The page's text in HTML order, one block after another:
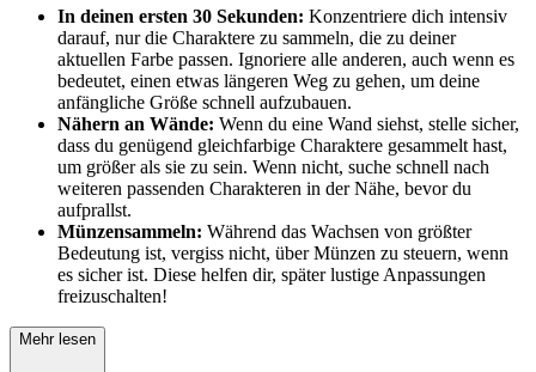
In deinen ersten 30 Sekunden: Konzentriere dich intensiv
darauf, nur die Charaktere zu sammeln, die zu deiner
aktuellen Farbe passen. Ignoriere alle anderen, auch wenn es
bedeutet, einen etwas längeren Weg zu gehen, um deine
anfängliche Größe schnell aufzubauen.
Nähern an Wände: Wenn du eine Wand siehst, stelle sicher,
dass du genügend gleichfarbige Charaktere gesammelt hast,
um größer als sie zu sein. Wenn nicht, suche schnell nach
weiteren passenden Charakteren in der Nähe, bevor du
aufprallst.
Münzensammeln: Während das Wachsen von größter
Bedeutung ist, vergiss nicht, über Münzen zu steuern, wenn
es sicher ist. Diese helfen dir, später lustige Anpassungen
freizuschalten!
Mehr lesen